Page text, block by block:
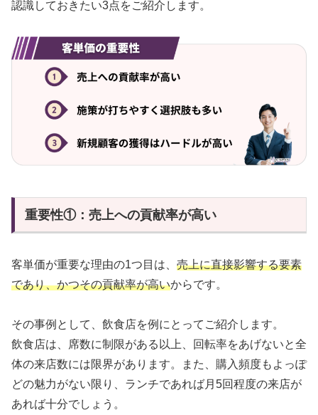
認識しておきたい3点をご紹介します。
重要性①：売上への貢献率が高い
客単価が重要な理由の1つ目は、 売上に直接影響する要素
であり、かつその貢献率が高いからです。
その事例として、飲食店を例にとってご紹介します。
飲食店は、席数に制限がある以上、回転率をあげないと全
体の来店数には限界があります。また、購入頻度もよっぽ
どの魅力がない限り、ランチであれば月5回程度の来店が
あれば十分でしょう。